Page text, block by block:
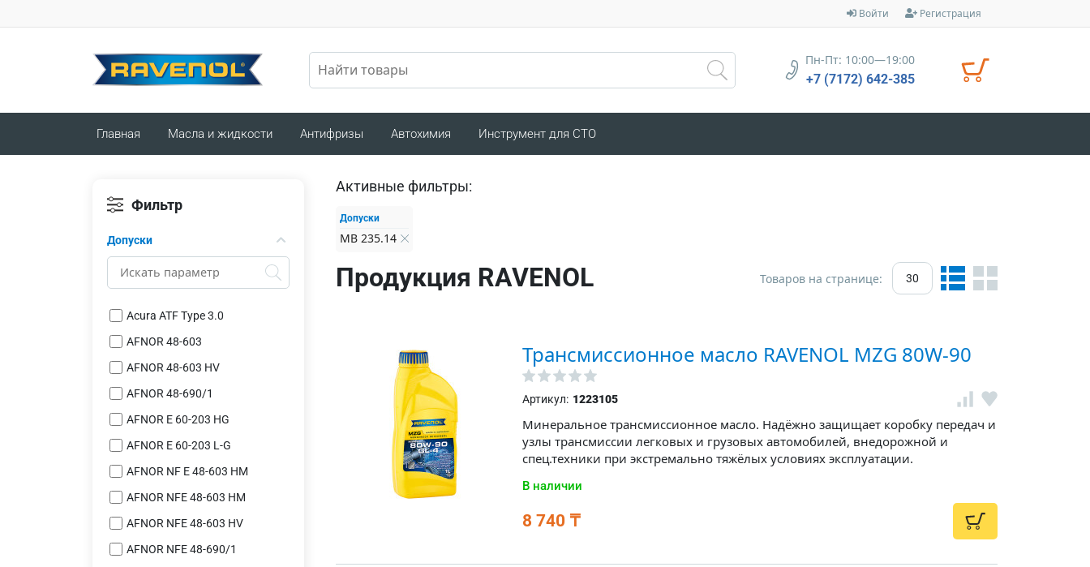
Войти Регистрация
Пн-Пт: 10:00—19:00
+7 (7172) 642-385
Главная Масла и жидкости Антифризы Автохимия Инструмент для СТО
Фильтр
Допуски
Acura ATF Type 3.0
AFNOR 48-603
AFNOR 48-603 HV
AFNOR 48-690/1
AFNOR E 60-203 HG
AFNOR E 60-203 L-G
AFNOR NF E 48-603 HM
AFNOR NFE 48-603 HM
AFNOR NFE 48-603 HV
AFNOR NFE 48-690/1
Активные фильтры:
Допуски
MB 235.14
Продукция RAVENOL Товаров на странице: 30
Трансмиссионное масло RAVENOL MZG 80W-90
Артикул: 1223105
Минеральное трансмиссионное масло. Надёжно защищает коробку передач и
узлы трансмиссии легковых и грузовых автомобилей, внедорожной и
спец.техники при экстремально тяжёлых условиях эксплуатации.
В наличии
8 740 ₸